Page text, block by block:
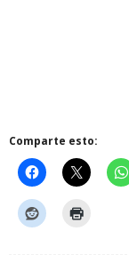
Comparte esto: